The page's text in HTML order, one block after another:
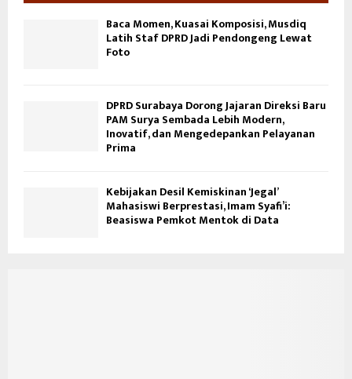
Baca Momen, Kuasai Komposisi, Musdiq
Latih Staf DPRD Jadi Pendongeng Lewat
Foto
DPRD Surabaya Dorong Jajaran Direksi Baru
PAM Surya Sembada Lebih Modern,
Inovatif, dan Mengedepankan Pelayanan
Prima
Kebijakan Desil Kemiskinan ‘Jegal’
Mahasiswi Berprestasi, Imam Syafi’i:
Beasiswa Pemkot Mentok di Data